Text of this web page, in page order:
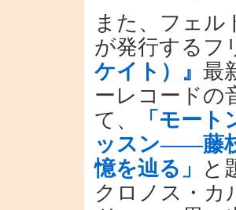
また、フェル
が発行するフ
ケイト）』 最
ーレコードの
て、
「モー
ッスン――藤
憶を辿る」
と
クロノス・カ